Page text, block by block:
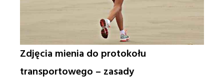
Zdjęcia mienia do protokołu
transportowego – zasady